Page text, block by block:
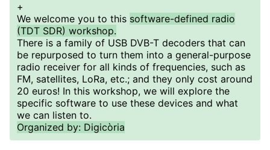
+
We welcome you to this software-defined radio
(TDT SDR) workshop.
There is a family of USB DVB-T decoders that can
be repurposed to turn them into a general-purpose
radio receiver for all kinds of frequencies, such as
FM, satellites, LoRa, etc.; and they only cost around
20 euros! In this workshop, we will explore the
specific software to use these devices and what
we can listen to.
Organized by: Digicòria